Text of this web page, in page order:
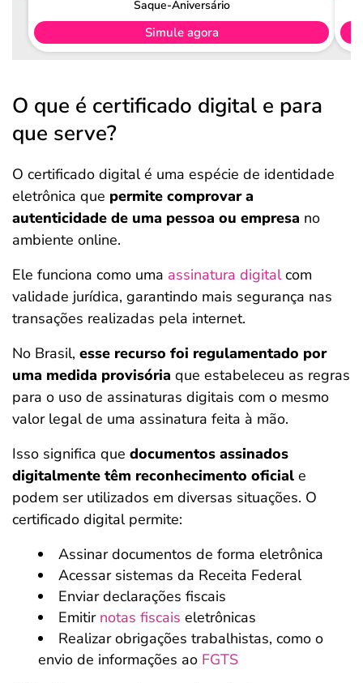
Saque-Aniversário
Simule agora
O que é certificado digital e para
que serve?
O certificado digital é uma espécie de identidade
eletrônica que permite comprovar a
autenticidade de uma pessoa ou empresa no
ambiente online.
Ele funciona como uma assinatura digitalcom
validade jurídica, garantindo mais segurança nas
transações realizadas pela internet.
No Brasil, esse recurso foi regulamentado por
uma medida provisória que estabeleceu as regras
para o uso de assinaturas digitais com o mesmo
valor legal de uma assinatura feita à mão.
Isso significa que documentos assinados
digitalmente têm reconhecimento oficial e
podem ser utilizados em diversas situações. O
certificado digital permite:
Assinar documentos de forma eletrônica
Acessar sistemas da Receita Federal
Enviar declarações fiscais
Emitir notas fiscais eletrônicas
Realizar obrigações trabalhistas, como o
envio de informações ao FGTS